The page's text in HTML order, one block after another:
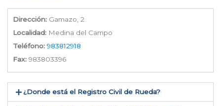
Dirección: Gamazo, 2
Localidad: Medina del Campo
Teléfono: 983812918
Fax: 983803396
¿Donde está el Registro Civil de Rueda​?